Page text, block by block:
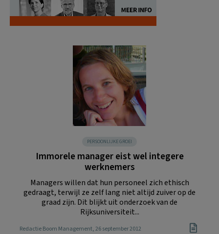
PERSOONLIJKE GROEI
Immorele manager eist wel integere
werknemers
Managers willen dat hun personeel zich ethisch
gedraagt, terwijl ze zelf lang niet altijd zuiver op de
graad zijn. Dit blijkt uit onderzoek van de
Rijksuniversiteit...
Redactie Boom Management, 26 september 2012